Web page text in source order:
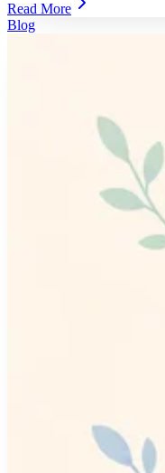
Read More
Blog